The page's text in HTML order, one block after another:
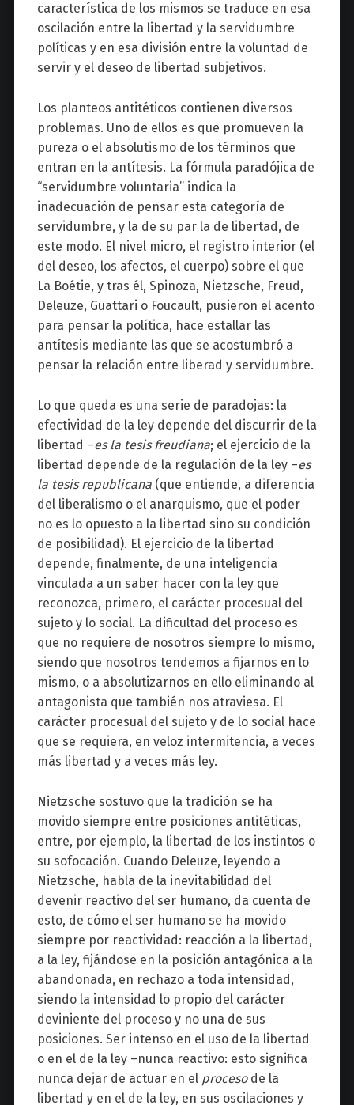
característica de los mismos se traduce en esa
oscilación entre la libertad y la servidumbre
políticas y en esa división entre la voluntad de
servir y el deseo de libertad subjetivos.
Los planteos antitéticos contienen diversos
problemas. Uno de ellos es que promueven la
pureza o el absolutismo de los términos que
entran en la antítesis. La fórmula paradójica de
“servidumbre voluntaria” indica la
inadecuación de pensar esta categoría de
servidumbre, y la de su par la de libertad, de
este modo. El nivel micro, el registro interior (el
del deseo, los afectos, el cuerpo) sobre el que
La Boétie, y tras él, Spinoza, Nietzsche, Freud,
Deleuze, Guattari o Foucault, pusieron el acento
para pensar la política, hace estallar las
antítesis mediante las que se acostumbró a
pensar la relación entre liberad y servidumbre.
Lo que queda es una serie de paradojas: la
efectividad de la ley depende del discurrir de la
libertad –es la tesis freudiana; el ejercicio de la
libertad depende de la regulación de la ley –es
la tesis republicana(que entiende, a diferencia
del liberalismo o el anarquismo, que el poder
no es lo opuesto a la libertad sino su condición
de posibilidad). El ejercicio de la libertad
depende, finalmente, de una inteligencia
vinculada a un saber hacer con la ley que
reconozca, primero, el carácter procesual del
sujeto y lo social. La dificultad del proceso es
que no requiere de nosotros siempre lo mismo,
siendo que nosotros tendemos a fijarnos en lo
mismo, o a absolutizarnos en ello eliminando al
antagonista que también nos atraviesa. El
carácter procesual del sujeto y de lo social hace
que se requiera, en veloz intermitencia, a veces
más libertad y a veces más ley.
Nietzsche sostuvo que la tradición se ha
movido siempre entre posiciones antitéticas,
entre, por ejemplo, la libertad de los instintos o
su sofocación. Cuando Deleuze, leyendo a
Nietzsche, habla de la inevitabilidad del
devenir reactivo del ser humano, da cuenta de
esto, de cómo el ser humano se ha movido
siempre por reactividad: reacción a la libertad,
a la ley, fijándose en la posición antagónica a la
abandonada, en rechazo a toda intensidad,
siendo la intensidad lo propio del carácter
deviniente del proceso y no una de sus
posiciones. Ser intenso en el uso de la libertad
o en el de la ley –nunca reactivo: esto significa
nunca dejar de actuar en el procesode la
libertad y en el de la ley, en sus oscilaciones y